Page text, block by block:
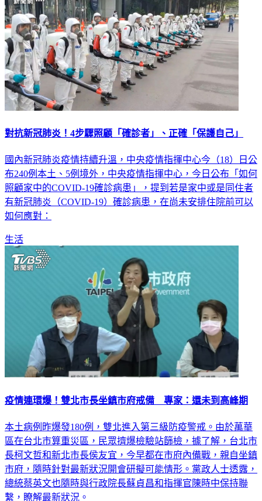
對抗新冠肺炎！4步驟照顧「確診者」、正確「保護自己」
國內新冠肺炎疫情持續升溫，中央疫情指揮中心今（18）日公
布240例本土、5例境外，中央疫情指揮中心，今日公布「如何
照顧家中的COVID-19確診病患」，提到若是家中或是同住者
有新冠肺炎（COVID-19）確診病患，在尚未安排住院前可以
如何應對：
生活
疫情連環爆！雙北市長坐鎮市府戒備 專家：還未到高峰期
本土病例昨爆發180例，雙北進入第三級防疫警戒。由於萬華
區在台北市算重災區，民眾擠爆檢驗站篩檢，據了解，台北市
長柯文哲和新北市長侯友宜，今早都在市府內備戰，親自坐鎮
市府，隨時針對最新狀況開會研擬可能情形。黨政人士透露，
總統蔡英文也隨時與行政院長蘇貞昌和指揮官陳時中保持聯
繫，瞭解最新狀況。